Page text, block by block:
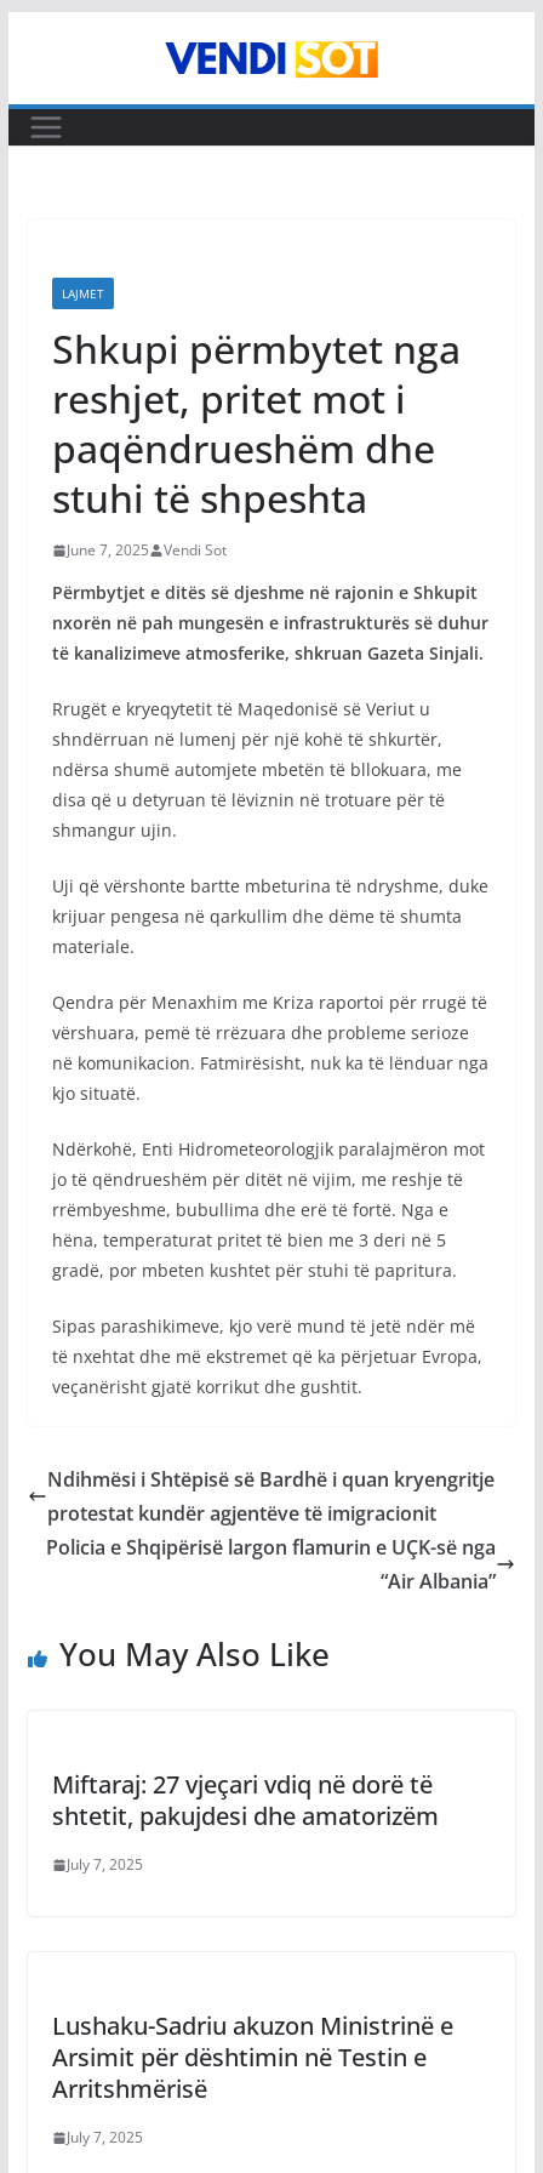
LAJMET
Shkupi përmbytet nga
reshjet, pritet mot i
paqëndrueshëm dhe
stuhi të shpeshta
June 7, 2025 Vendi Sot
Përmbytjet e ditës së djeshme në rajonin e Shkupit
nxorën në pah mungesën e infrastrukturës së duhur
të kanalizimeve atmosferike, shkruan Gazeta Sinjali.
Rrugët e kryeqytetit të Maqedonisë së Veriut u
shndërruan në lumenj për një kohë të shkurtër,
ndërsa shumë automjete mbetën të bllokuara, me
disa që u detyruan të lëviznin në trotuare për të
shmangur ujin.
Uji që vërshonte bartte mbeturina të ndryshme, duke
krijuar pengesa në qarkullim dhe dëme të shumta
materiale.
Qendra për Menaxhim me Kriza raportoi për rrugë të
vërshuara, pemë të rrëzuara dhe probleme serioze
në komunikacion. Fatmirësisht, nuk ka të lënduar nga
kjo situatë.
Ndërkohë, Enti Hidrometeorologjik paralajmëron mot
jo të qëndrueshëm për ditët në vijim, me reshje të
rrëmbyeshme, bubullima dhe erë të fortë. Nga e
hëna, temperaturat pritet të bien me 3 deri në 5
gradë, por mbeten kushtet për stuhi të papritura.
Sipas parashikimeve, kjo verë mund të jetë ndër më
të nxehtat dhe më ekstremet që ka përjetuar Evropa,
veçanërisht gjatë korrikut dhe gushtit.
Ndihmësi i Shtëpisë së Bardhë i quan kryengritje
protestat kundër agjentëve të imigracionit
Policia e Shqipërisë largon flamurin e UÇK-së nga
“Air Albania”
You May Also Like
Miftaraj: 27 vjeçari vdiq në dorë të
shtetit, pakujdesi dhe amatorizëm
July 7, 2025
Lushaku-Sadriu akuzon Ministrinë e
Arsimit për dështimin në Testin e
Arritshmërisë
July 7, 2025